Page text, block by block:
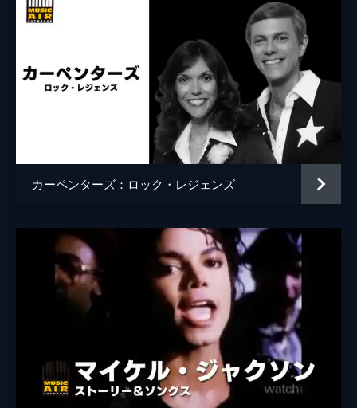
カーペンターズ：ロック・レジェンズ